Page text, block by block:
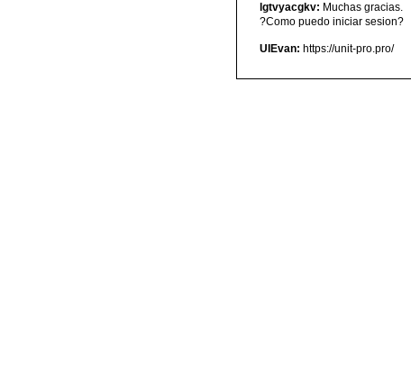
lgtvyacgkv: Muchas gracias.
?Como puedo iniciar sesion?
UIEvan: https://unit-pro.pro/